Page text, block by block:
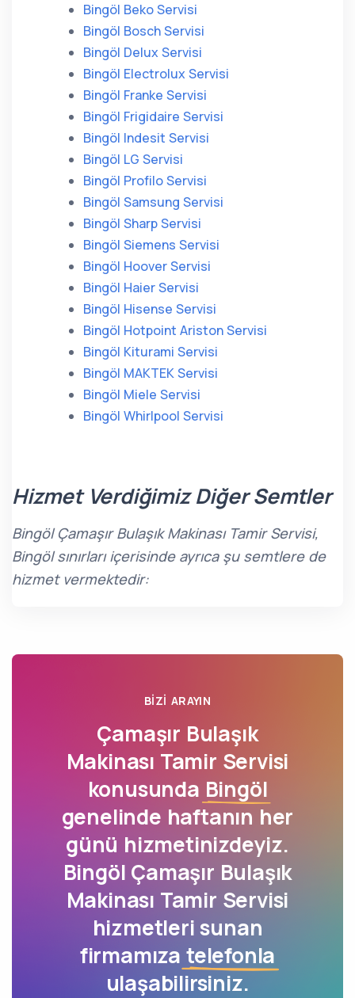
Bingöl Beko Servisi
Bingöl Bosch Servisi
Bingöl Delux Servisi
Bingöl Electrolux Servisi
Bingöl Franke Servisi
Bingöl Frigidaire Servisi
Bingöl Indesit Servisi
Bingöl LG Servisi
Bingöl Profilo Servisi
Bingöl Samsung Servisi
Bingöl Sharp Servisi
Bingöl Siemens Servisi
Bingöl Hoover Servisi
Bingöl Haier Servisi
Bingöl Hisense Servisi
Bingöl Hotpoint Ariston Servisi
Bingöl Kiturami Servisi
Bingöl MAKTEK Servisi
Bingöl Miele Servisi
Bingöl Whirlpool Servisi
Hizmet Verdiğimiz Diğer Semtler
Bingöl Çamaşır Bulaşık Makinası Tamir Servisi,
Bingöl sınırları içerisinde ayrıca şu semtlere de
hizmet vermektedir:
BIZI ARAYIN
Çamaşır Bulaşık
Makinası Tamir Servisi
konusunda Bingöl
genelinde haftanın her
günü hizmetinizdeyiz.
Bingöl Çamaşır Bulaşık
Makinası Tamir Servisi
hizmetleri sunan
firmamıza telefonla
ulaşabilirsiniz.